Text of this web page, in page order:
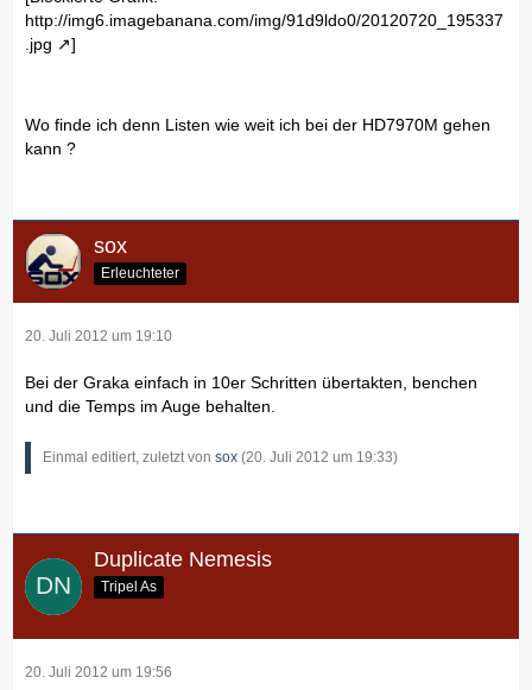
http://img6.imagebanana.com/img/91d9ldo0/20120720_195337
.jpg
]
Wo finde ich denn Listen wie weit ich bei der HD7970M gehen
kann ?
sox
Erleuchteter
20. Juli 2012 um 19:10
Bei der Graka einfach in 10er Schritten übertakten, benchen
und die Temps im Auge behalten.
Einmal editiert, zuletzt von sox (20. Juli 2012 um 19:33)
Duplicate Nemesis
Tripel As
20. Juli 2012 um 19:56